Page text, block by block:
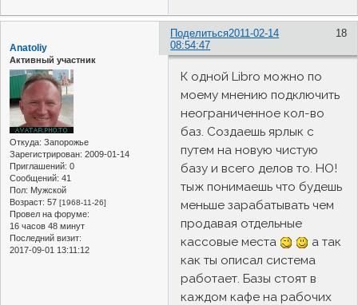
Поделиться 18
2011-02-14
08:54:47
Anatoliy
Активный участник
Откуда: Запорожье
Зарегистрирован: 2009-01-14
Приглашений: 0
Сообщений: 41
Пол: Мужской
Возраст: 57 [1968-11-26]
Провел на форуме:
16 часов 48 минут
Последний визит:
2017-09-01 13:11:12
К одной Libro можно по
моему мнению подключить
неограниченное кол-во
баз. Создаешь ярлык с
путем на новую чистую
базу и всего делов то. НО!
тыж понимаешь что будешь
меньше зарабатывать чем
продавая отдельные
кассовые места
а так
как ты описал система
работает. Базы стоят в
каждом кафе на рабочих